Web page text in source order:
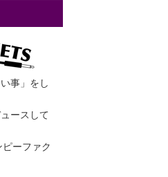
事」をし
ースして
ーファク